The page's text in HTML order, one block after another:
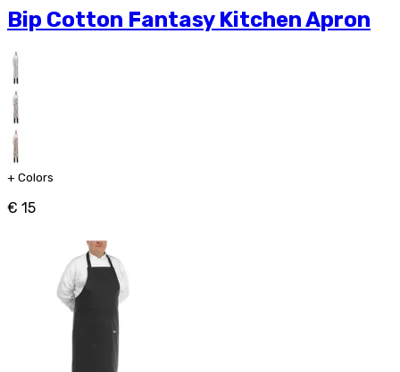
Bip Cotton Fantasy Kitchen Apron
+ Colors
€ 15